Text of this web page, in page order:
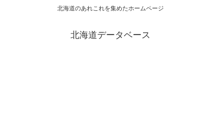
北海道のあれこれを集めたホームページ
北海道データベース